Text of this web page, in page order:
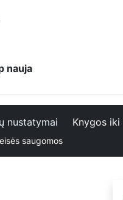
nauja
nustatymai Knygos
saugomos